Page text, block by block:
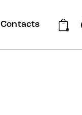
Contacts
0